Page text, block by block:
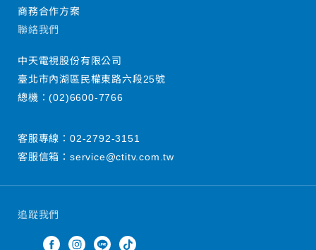
追蹤我們
商務合作方案
聯絡我們
中天電視股份有限公司
臺北市內湖區民權東路六段25號
總機：(02)6600-7766
客服專線： 02-2792-3151
客服信箱： service@ctitv.com.tw